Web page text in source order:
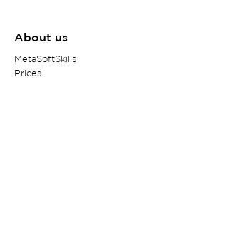
About us
MetaSoftSkills
Prices